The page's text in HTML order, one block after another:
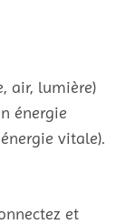
air, lumière)
énergie
vitale).
et